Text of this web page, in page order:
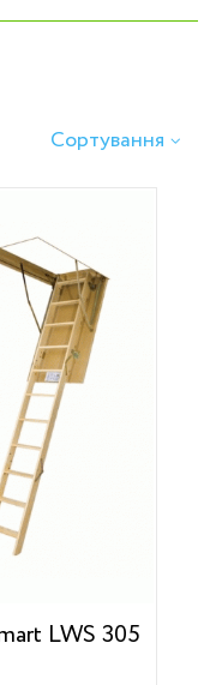
›
Сортування
LWS 305